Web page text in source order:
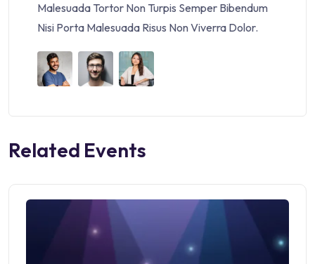
Malesuada Tortor Non Turpis Semper Bibendum
Nisi Porta Malesuada Risus Non Viverra Dolor.
Related Events